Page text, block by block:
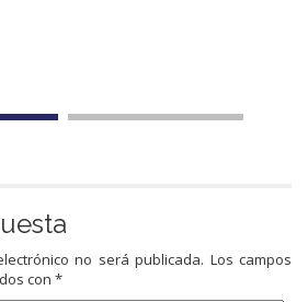
no será publicada. Los campos
con *